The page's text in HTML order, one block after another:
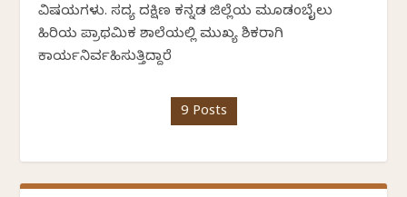
ವಿಷಯಗಳು. ಸದ್ಯ ದಕ್ಷಿಣ ಕನ್ನಡ ಜಿಲ್ಲೆಯ ಮೂಡಂಬೈಲು
ಹಿರಿಯ ಪ್ರಾಥಮಿಕ ಶಾಲೆಯಲ್ಲಿ ಮುಖ್ಯ ಶಿಕ್ಷಕರಾಗಿ
ಕಾರ್ಯನಿರ್ವಹಿಸುತ್ತಿದ್ದಾರೆ
9 Posts